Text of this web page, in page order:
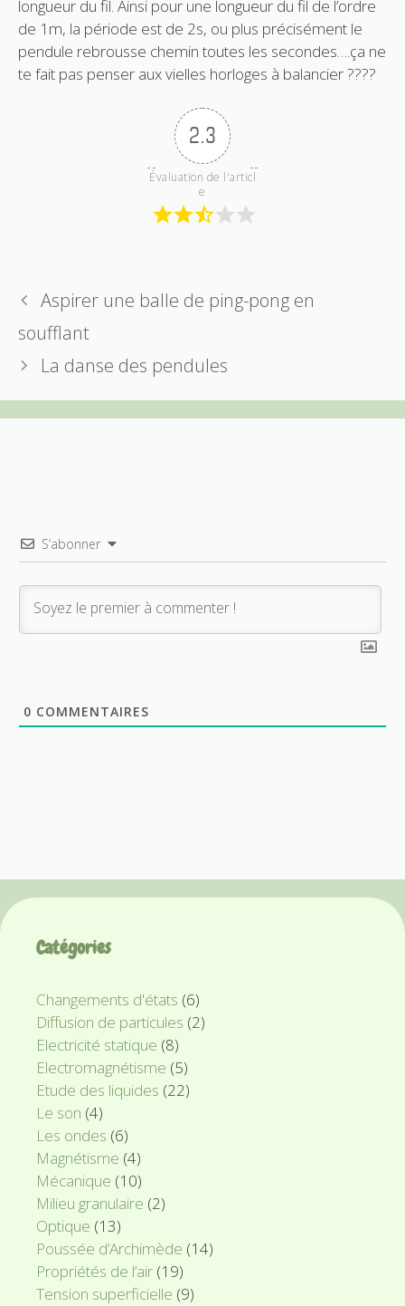
longueur du fil. Ainsi pour une longueur du fil de l’ordre
de 1m, la période est de 2s, ou plus précisément le
pendule rebrousse chemin toutes les secondes….ça ne
te fait pas penser aux vielles horloges à balancier ????
2.3
Évaluation de l'articl
e
Aspirer une balle de ping-pong en
soufflant
La danse des pendules
S’abonner
0 COMMENTAIRES
Catégories
Changements d'états (6)
Diffusion de particules (2)
Electricité statique (8)
Electromagnétisme (5)
Etude des liquides (22)
Le son (4)
Les ondes (6)
Magnétisme (4)
Mécanique (10)
Milieu granulaire (2)
Optique (13)
Poussée d’Archimède (14)
Propriétés de l’air (19)
Tension superficielle (9)